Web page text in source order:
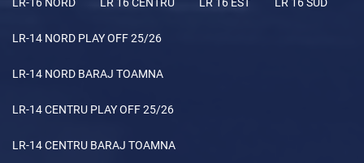
LR-14 NORD PLAY OFF 25/26
LR-14 NORD BARAJ TOAMNA
LR-14 CENTRU PLAY OFF 25/26
LR-14 CENTRU BARAJ TOAMNA